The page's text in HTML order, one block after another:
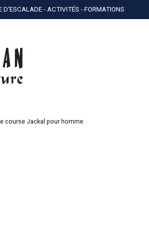
D'ESCALADE - ACTIVITÉS - FORMATIONS
course Jackal pour homme